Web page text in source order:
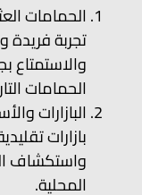
الحمامات
تجربة
والاستمتاع
الحمامات
البازارات
بازارات
واستكشاف
المحلية.